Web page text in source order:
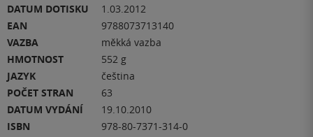
DATUM DOTISKU
1.03.2012
EAN
9788073713140
VAZBA
měkká vazba
HMOTNOST
552 g
JAZYK
čeština
POČET STRAN
63
DATUM VYDÁNÍ
19.10.2010
ISBN
978-80-7371-314-0